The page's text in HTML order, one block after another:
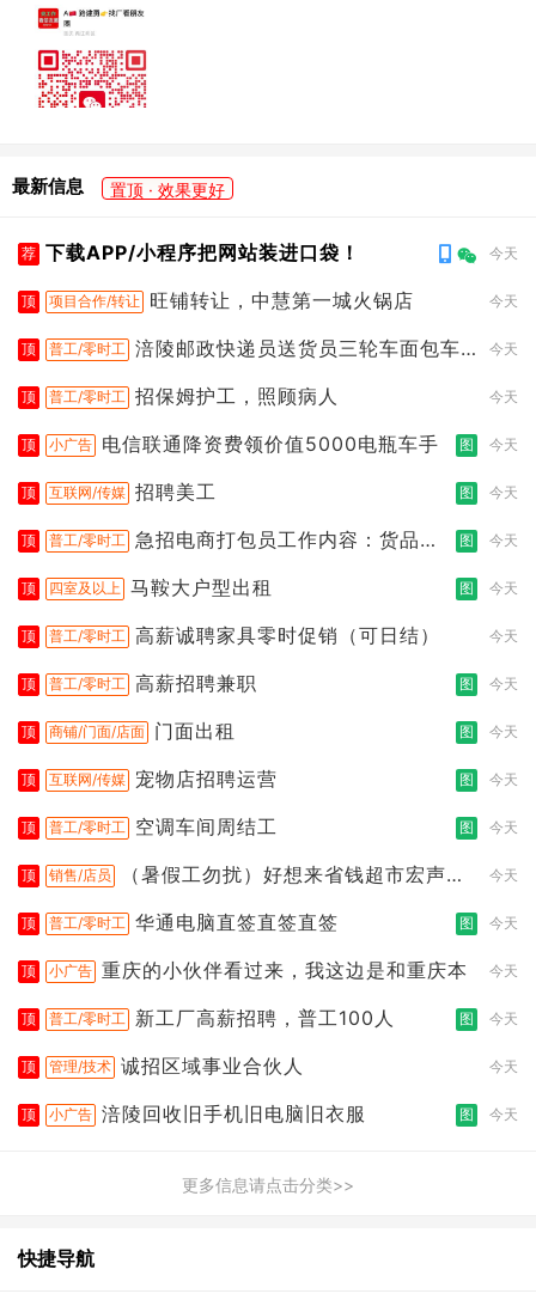
最新信息 置顶 · 效果更好
荐 下载APP/小程序把网站装进口袋！ 今天
顶 项目合作/转让 旺铺转让，中慧第一城火锅店 今天
顶 普工/零时工 涪陵邮政快递员送货员三轮车面包车
今天
顶 普工/零时工 招保姆护工，照顾病人 今天
顶 小广告 电信联通降资费领价值5000电瓶车手 图 今天
顶 互联网/传媒 招聘美工 图 今天
顶 普工/零时工 急招电商打包员工作内容：货品分
图 今天
顶 四室及以上 马鞍大户型出租 图 今天
顶 普工/零时工 高薪诚聘家具零时促销（可日结） 今天
顶 普工/零时工 高薪招聘兼职 图 今天
顶 商铺/门面/店面 门面出租 图 今天
顶 互联网/传媒 宠物店招聘运营 图 今天
顶 普工/零时工 空调车间周结工 图 今天
顶 销售/店员
（暑假工勿扰）好想来省钱超市宏声桥
今天
顶 普工/零时工 华通电脑直签直签直签 图 今天
顶 小广告 重庆的小伙伴看过来，我这边是和重庆本 今天
顶 普工/零时工 新工厂高薪招聘，普工100人 图 今天
顶 管理/技术 诚招区域事业合伙人 今天
顶 小广告 涪陵回收旧手机旧电脑旧衣服 图 今天
更多信息请点击分类>>
快捷导航